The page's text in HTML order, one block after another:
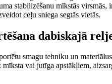
stabilizēšanu mīkstās
ceļu sniega segtās vietās.
dabiskajā
smagu tehniku un
vai jutīga apstākļiem,